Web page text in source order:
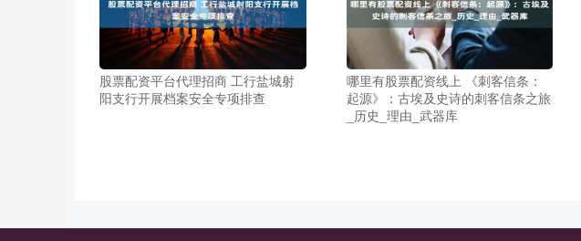
股票配资平台代理招商 工行盐城射
阳支行开展档案安全专项排查
哪里有股票配资线上 《刺客信条：
起源》：古埃及史诗的刺客信条之旅
_历史_理由_武器库